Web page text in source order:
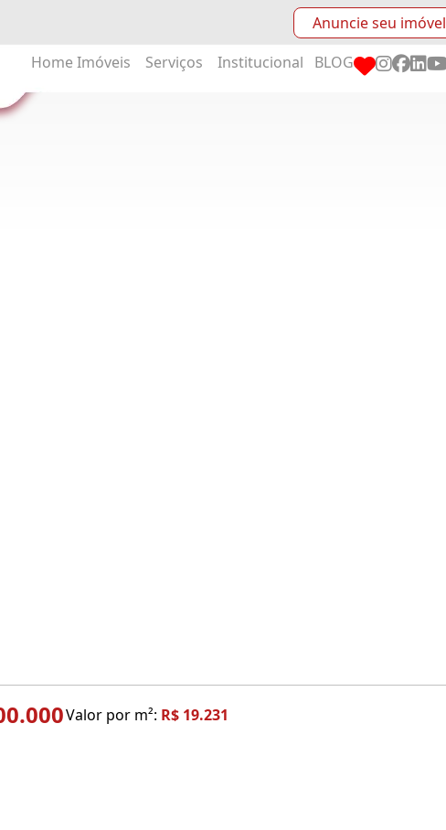
Anuncie seu imóvel
Home Imóveis Serviços Institucional BLOG
Valor por m²: R$ 19.231